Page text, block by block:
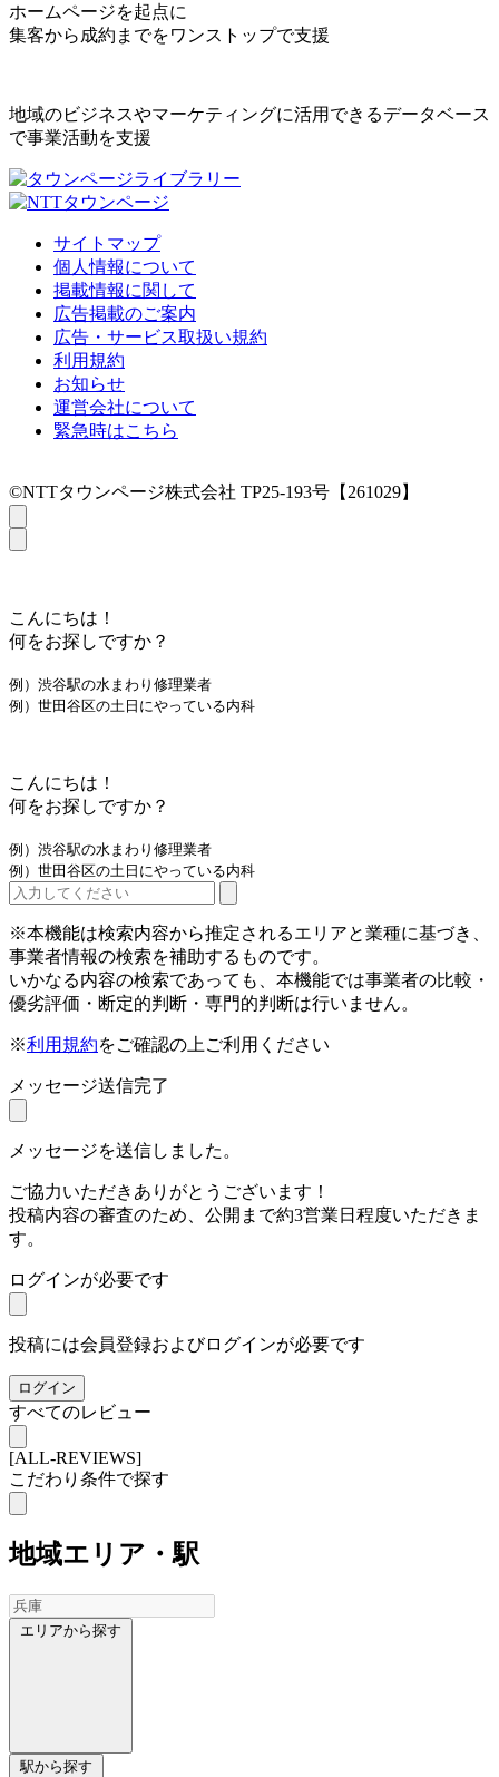
ホームページを起点に
集客から成約までをワンストップで支援
地域のビジネスやマーケティングに活用できるデータベース
で事業活動を支援
サイトマップ
個人情報について
掲載情報に関して
広告掲載のご案内
広告・サービス取扱い規約
利用規約
お知らせ
運営会社について
緊急時はこちら
©NTTタウンページ株式会社 TP25-193号【261029】
こんにちは！
何をお探しですか？
例）渋谷駅の水まわり修理業者
例）世田谷区の土日にやっている内科
こんにちは！
何をお探しですか？
例）渋谷駅の水まわり修理業者
例）世田谷区の土日にやっている内科
※本機能は検索内容から推定されるエリアと業種に基づき、
事業者情報の検索を補助するものです。
いかなる内容の検索であっても、本機能では事業者の比較・
優劣評価・断定的判断・専門的判断は行いません。
※利用規約をご確認の上ご利用ください
メッセージ送信完了
メッセージを送信しました。
ご協力いただきありがとうございます！
投稿内容の審査のため、公開まで約3営業日程度いただきま
す。
ログインが必要です
投稿には会員登録およびログインが必要です
ログイン
すべてのレビュー
[ALL-REVIEWS]
こだわり条件で探す
地域エリア・駅
エリアから探す
駅から探す